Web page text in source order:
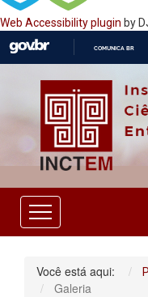
Web Accessibility plugin by
COMUNICA BR
Você está aqui:
Galeria